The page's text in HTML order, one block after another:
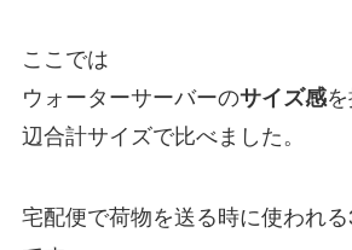
ここでは
ウォーターサーバーのサイズ感
辺合計サイズで比べました。
宅配便で荷物を送る時に使われ